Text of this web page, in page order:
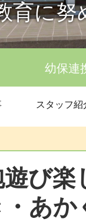
育に努
幼保連
スタッフ紹
び楽
・あか